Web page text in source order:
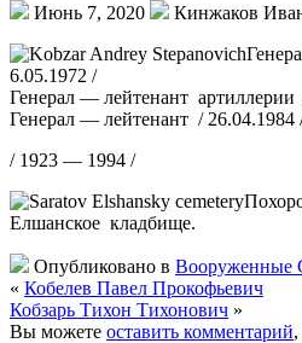
Июнь 7, 2020
Кинжаков
6.05.1972 /
Генерал — лейтенант артиллерии
Генерал — лейтенант / 26.04.1984
/ 1923 — 1994 /
Елшанское кладбище.
Опубликовано в Вооруженные
« Кобелев Павел Прокофьевич
Кобзарь Тихон Тихонович »
Вы можете оставить комментарий